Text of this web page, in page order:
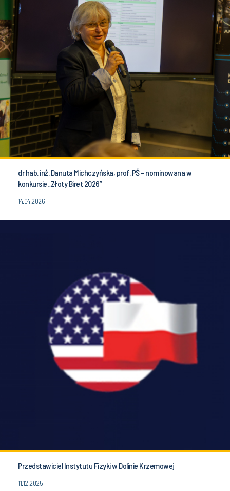
dr hab. inż. Danuta Michczyńska, prof. PŚ - nominowana w
konkursie „Złoty Biret 2026”
14.04.2026
Przedstawiciel Instytutu Fizyki w Dolinie Krzemowej
11.12.2025